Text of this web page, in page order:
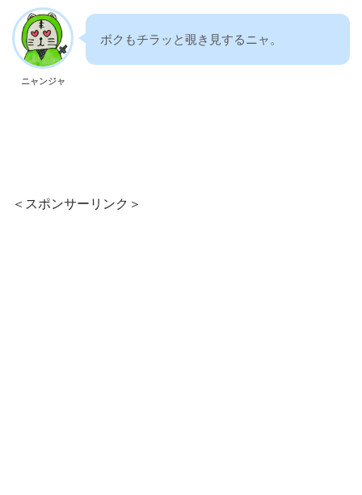
ニャンジャ
ボクもチラッと覗き見するニャ。
＜スポンサーリンク＞